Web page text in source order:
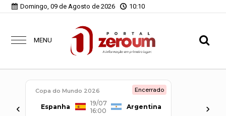
Domingo, 09 de Agosto de 2026 10:10
MENU
‹
Copa do Mundo 2026 Encerrado
Espanha
19/07
16:00
Argentina ›